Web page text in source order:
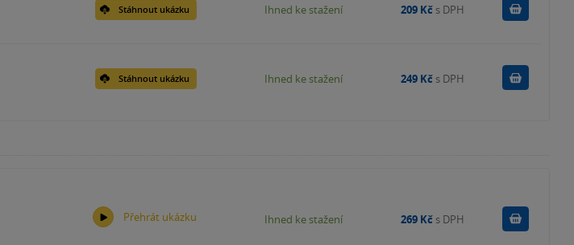
Stáhnout ukázku Ihned ke stažení 209 Kč s DPH Koupit
Stáhnout ukázku Ihned ke stažení 249 Kč s DPH Koupit
Přehrát ukázku Ihned ke stažení 269 Kč s DPH Koupit